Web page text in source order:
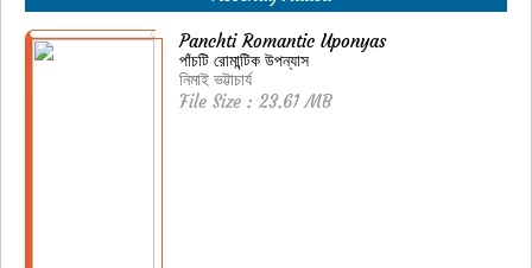
Panchti Romantic Uponyas
পাঁচটি রোমান্টিক উপন্যাস
নিমাই ভট্টাচার্য
File Size : 23.61 MB